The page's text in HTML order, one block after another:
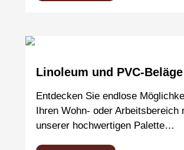
Linoleum und PVC-Beläge
Entdecken Sie endlose
Ihren Wohn- oder Arbeitsbereich
unserer hochwertigen Palette…